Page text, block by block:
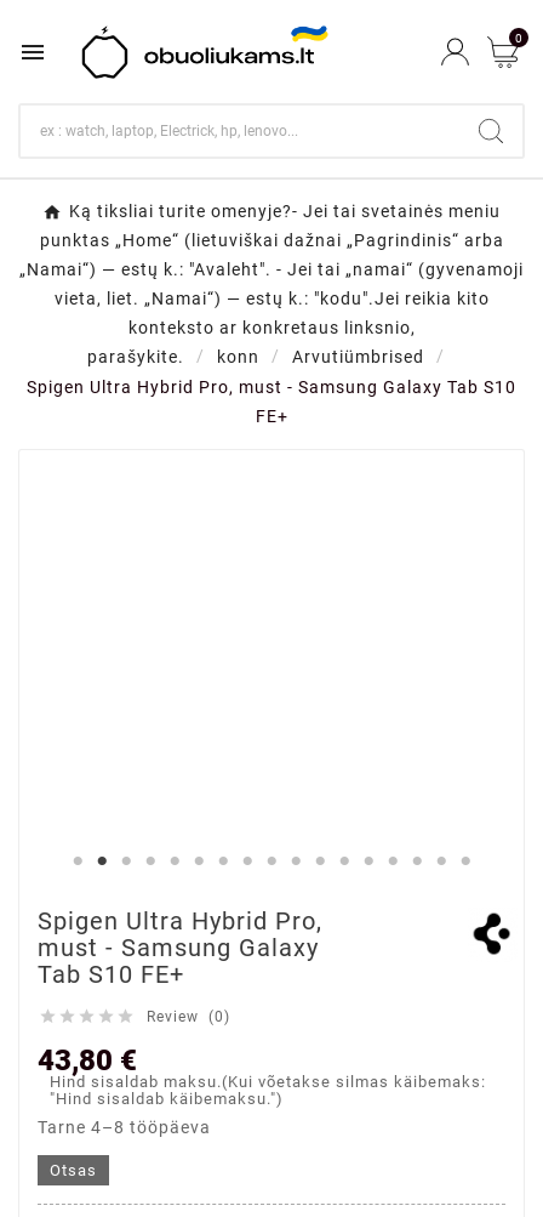
 0
Ką tiksliai turite omenyje?- Jei tai svetainės meniu
punktas „Home“ (lietuviškai dažnai „Pagrindinis“ arba
„Namai“) — estų k.: "Avaleht". - Jei tai „namai“ (gyvenamoji
vieta, liet. „Namai“) — estų k.: "kodu".Jei reikia kito
konteksto ar konkretaus linksnio,
parašykite.
konn
Arvutiümbrised
Spigen Ultra Hybrid Pro, must - Samsung Galaxy Tab S10
FE+
Spigen Ultra Hybrid Pro,
must - Samsung Galaxy
Tab S10 FE+
     Review (0)
43,80 €
Hind sisaldab maksu.(Kui võetakse silmas käibemaks:
"Hind sisaldab käibemaksu.")
Tarne 4–8 tööpäeva
Otsas